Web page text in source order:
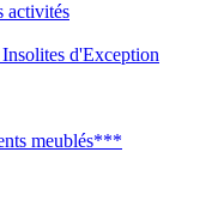
activités
d'Exception
meublés***